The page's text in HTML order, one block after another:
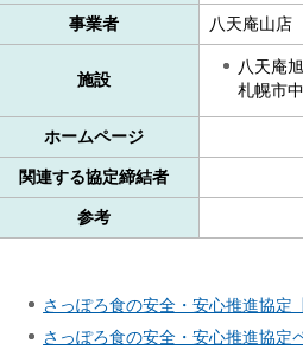
事業者 八天庵山店
施設
八天庵
札幌市
ホームページ
関連する協定締結者
参考
さっぽろ食の安全・安心推進協定
さっぽろ食の安全・安心推進協定